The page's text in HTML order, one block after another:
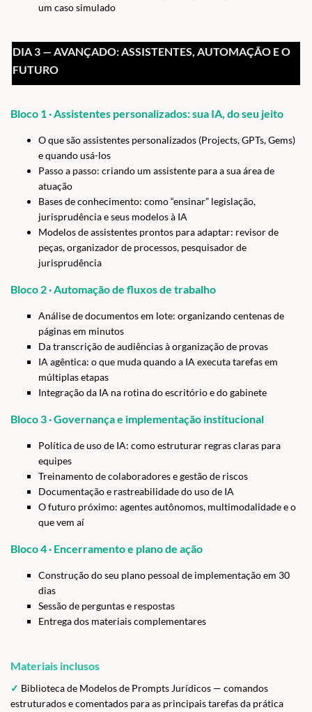
um caso simulado
DIA 3 — AVANÇADO: ASSISTENTES, AUTOMAÇÃO E O
FUTURO
Bloco 1 · Assistentes personalizados: sua IA, do seu jeito
O que são assistentes personalizados (Projects, GPTs, Gems)
e quando usá-los
Passo a passo: criando um assistente para a sua área de
atuação
Bases de conhecimento: como “ensinar” legislação,
jurisprudência e seus modelos à IA
Modelos de assistentes prontos para adaptar: revisor de
peças, organizador de processos, pesquisador de
jurisprudência
Bloco 2 · Automação de fluxos de trabalho
Análise de documentos em lote: organizando centenas de
páginas em minutos
Da transcrição de audiências à organização de provas
IA agêntica: o que muda quando a IA executa tarefas em
múltiplas etapas
Integração da IA na rotina do escritório e do gabinete
Bloco 3 · Governança e implementação institucional
Política de uso de IA: como estruturar regras claras para
equipes
Treinamento de colaboradores e gestão de riscos
Documentação e rastreabilidade do uso de IA
O futuro próximo: agentes autônomos, multimodalidade e o
que vem aí
Bloco 4 · Encerramento e plano de ação
Construção do seu plano pessoal de implementação em 30
dias
Sessão de perguntas e respostas
Entrega dos materiais complementares
Materiais inclusos
✓ Biblioteca de Modelos de Prompts Jurídicos — comandos
estruturados e comentados para as principais tarefas da prática